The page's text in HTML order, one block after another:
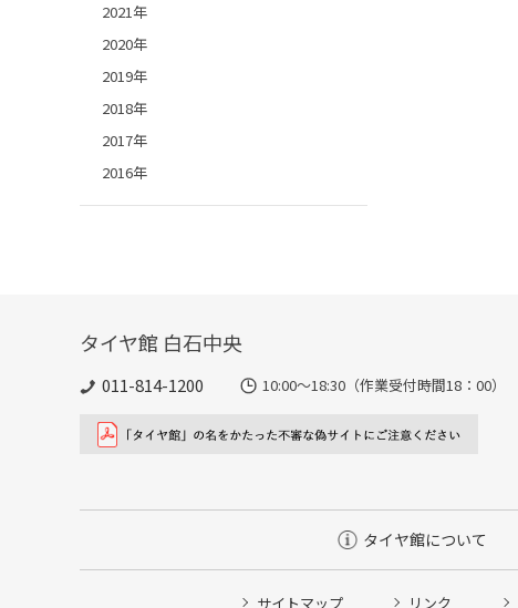
2021年
2020年
2019年
2018年
2017年
2016年
タイヤ館 白石中央
011-814-1200 10:00～18:30（作業受付時間18：00）
タイヤ館について
サイトマップ リンク